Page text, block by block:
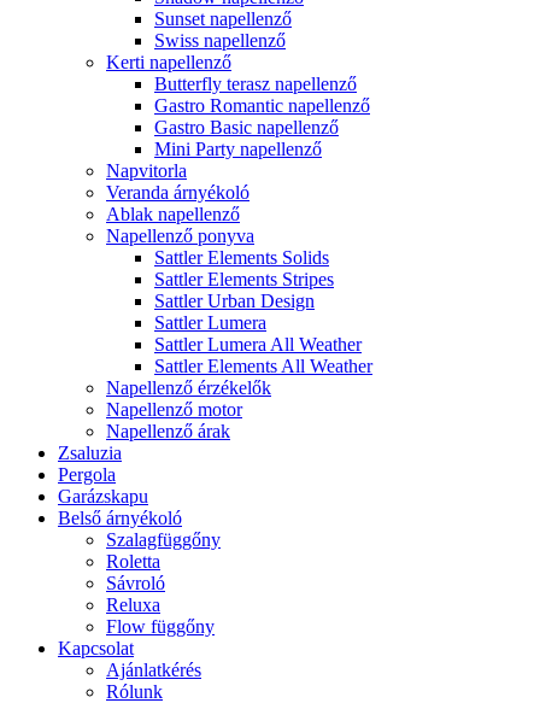
Sunset napellenző
Swiss napellenző
Kerti napellenző
Butterfly terasz napellenző
Gastro Romantic napellenző
Gastro Basic napellenző
Mini Party napellenző
Napvitorla
Veranda árnyékoló
Ablak napellenző
Napellenző ponyva
Sattler Elements Solids
Sattler Elements Stripes
Sattler Urban Design
Sattler Lumera
Sattler Lumera All Weather
Sattler Elements All Weather
Napellenző érzékelők
Napellenző motor
Napellenző árak
Zsaluzia
Pergola
Garázskapu
Belső árnyékoló
Szalagfüggőny
Roletta
Sávroló
Reluxa
Flow függőny
Kapcsolat
Ajánlatkérés
Rólunk